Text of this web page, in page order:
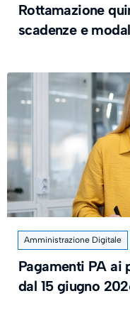
Rottamazione
scadenze e
Amministrazione Digitale
Pagamenti PA ai
dal 15 giugno